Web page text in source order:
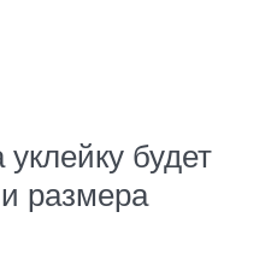
будет
размера